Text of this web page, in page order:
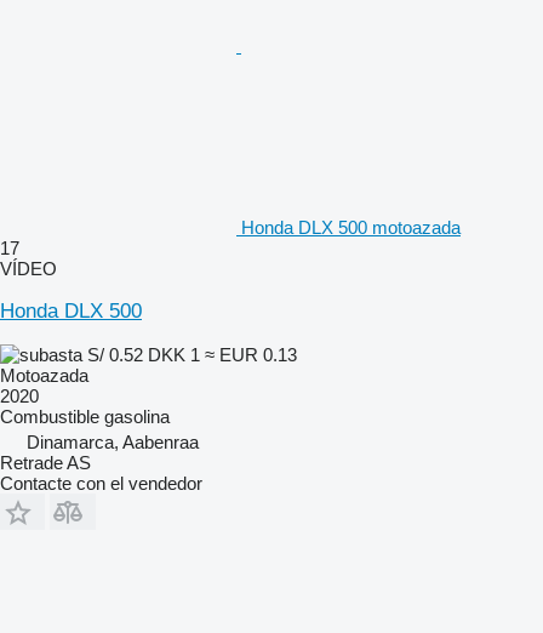
Honda DLX 500 motoazada
17
VÍDEO
Honda DLX 500
S/ 0.52 DKK 1 ≈ EUR 0.13
Motoazada
2020
Combustible gasolina
Dinamarca, Aabenraa
Retrade AS
Contacte con el vendedor